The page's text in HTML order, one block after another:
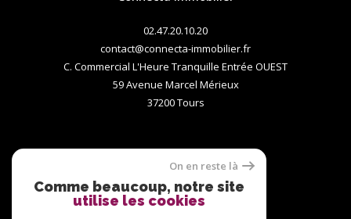
contact@connecta-immobilier.fr
C. Commercial L'Heure Tranquille Entrée OUEST
59 Avenue Marcel Mérieux
37200 tours
Nous suivre sur
On en reste là
Comme beaucoup, notre site
utilise les cookies